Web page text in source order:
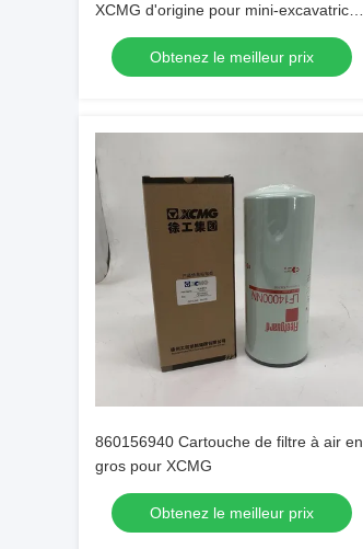
XCMG d'origine pour mini-excavatrice
XE80DA - Entretien
Obtenez le meilleur prix
860156940 Cartouche de filtre à air en
gros pour XCMG
Obtenez le meilleur prix